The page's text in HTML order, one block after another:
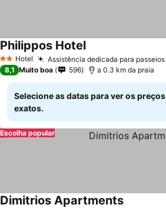
2 Estrelas
Hotel Assistência dedicada para passeios
Philippos Hotel
8,1 Muito boa 596 a 0.3 km da praia
Selecione as datas para ver os preços
exatos.
Escolha popular
Dimitrios Apartments